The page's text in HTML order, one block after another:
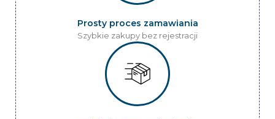
Prosty proces zamawiania
Szybkie zakupy bez rejestracji